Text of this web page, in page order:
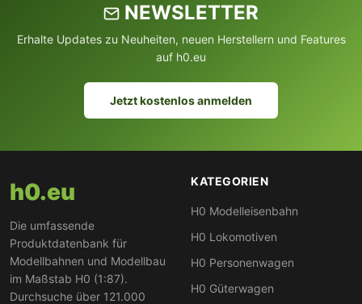
NEWSLETTER
Erhalte Updates zu Neuheiten, neuen Herstellern und Features
auf h0.eu
Jetzt kostenlos anmelden
h0.eu
Die umfassende
Produktdatenbank für
Modellbahnen und Modellbau
im Maßstab H0 (1:87).
Durchsuche über 121.000
KATEGORIEN
H0 Modelleisenbahn
H0 Lokomotiven
H0 Personenwagen
H0 Güterwagen